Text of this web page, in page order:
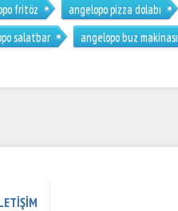
fritöz
angelopo pizza dolabı
salatbar
angelopo buz makinası